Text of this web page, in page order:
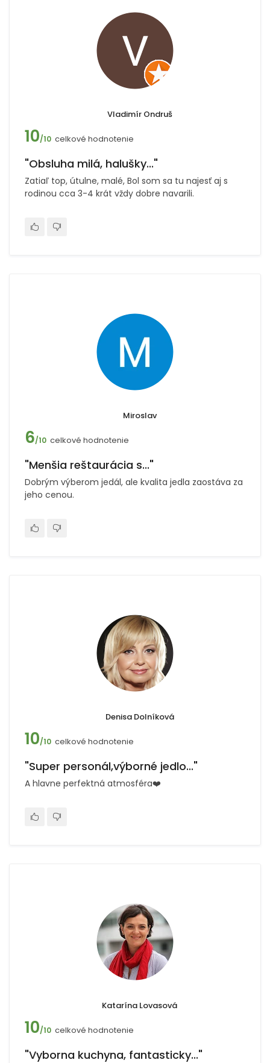
Vladimír Ondruš
10/10 celkové hodnotenie
"Obsluha milá, halušky..."
Zatiaľ top, útulne, malé, Bol som sa tu najesť aj s
rodinou cca 3-4 krát vždy dobre navarili.
Miroslav
6/10 celkové hodnotenie
"Menšia reštaurácia s..."
Dobrým výberom jedál, ale kvalita jedla zaostáva za
jeho cenou.
Denisa Dolníková
10/10 celkové hodnotenie
"Super personál,výborné jedlo..."
A hlavne perfektná atmosféra❤️
Katarína Lovasová
10/10 celkové hodnotenie
"Vyborna kuchyna, fantasticky..."